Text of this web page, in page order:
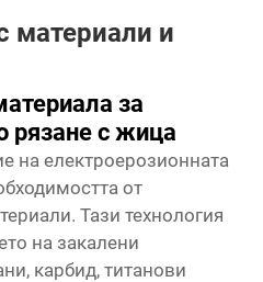
материали и
за
рязане с жица
на електроерозионната
от
Тази технология
на закалени
карбид, титанови